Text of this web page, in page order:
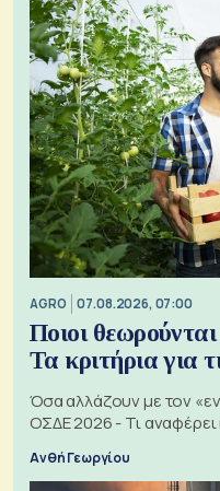
AGRO 07.08.2026, 07:00
Ποιοι
Τα κριτήρια για
Όσα αλλάζουν με τον
ΟΣΔΕ 2026 - Τι
Ανθή Γεωργίου